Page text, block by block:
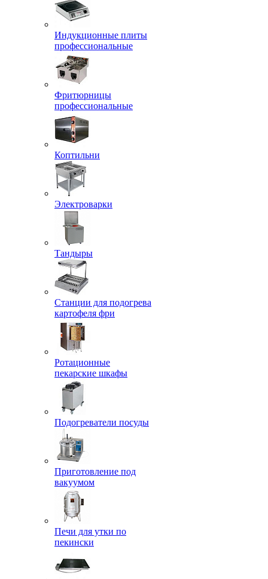
Индукционные плиты
профессиональные
Фритюрницы
профессиональные
Коптильни
Электроварки
Тандыры
Станции для подогрева
картофеля фри
Ротационные
пекарские шкафы
Подогреватели посуды
Приготовление под
вакуумом
Печи для утки по
пекински